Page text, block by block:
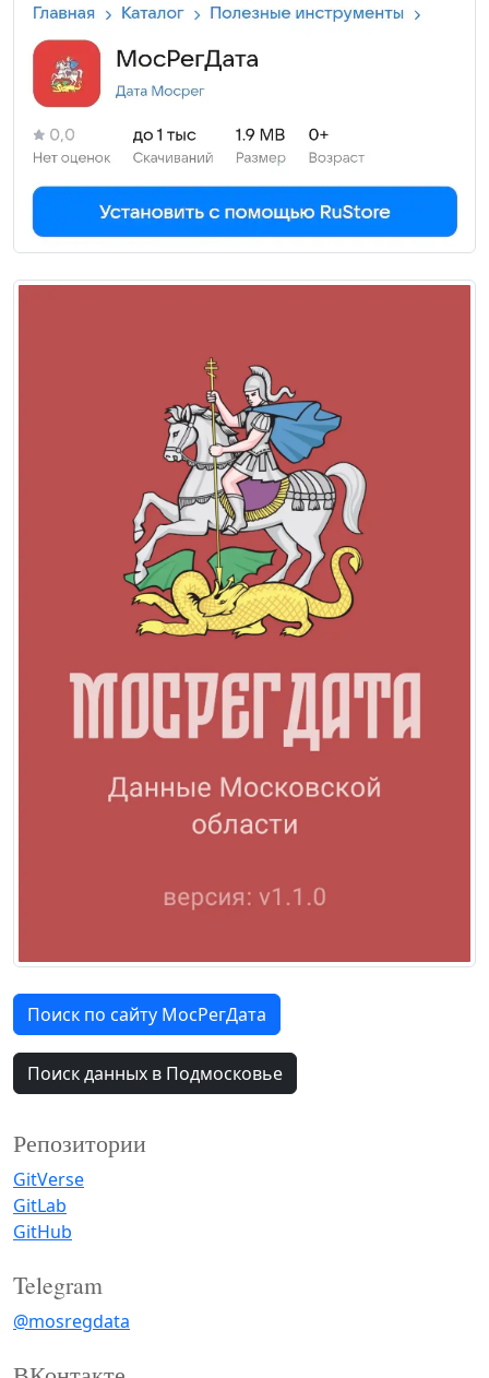
Поиск по сайту МосРегДата
Поиск данных в Подмосковье
Репозитории
GitVerse
GitLab
GitHub
Telegram
@mosregdata